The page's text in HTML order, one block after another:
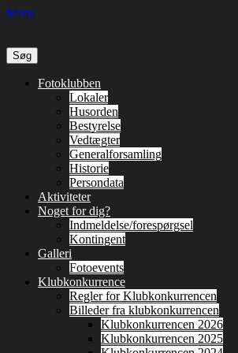
Menu
Søg
efter:
Primær
SpringFotoklubben
Lokaler
Husorden
Bestyrelse
Vedtægter
Generalforsamling
Historie
Persondata
Aktiviteter
Noget for dig?
Indmeldelse/forespørgsel
Kontingent
Galleri
Fotoevents
Klubkonkurrence
Regler for Klubkonkurrencen
Billeder fra klubkonkurrencen
Klubkonkurrencen 2026
Klubkonkurrencen 2025